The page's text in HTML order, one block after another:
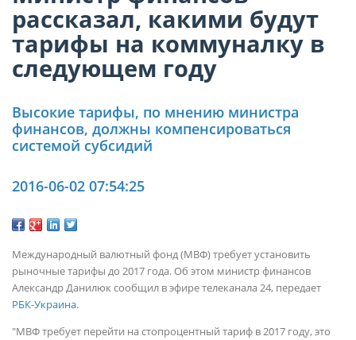
рассказал, какими будут
тарифы на коммуналку в
следующем году
Высокие тарифы, по мнению министра
финансов, должны компенсироваться
системой субсидий
2016-06-02 07:54:25
Международный валютный фонд (МВФ) требует установить
рыночные тарифы до 2017 года. Об этом министр финансов
Александр Данилюк сообщил в эфире телеканала 24, передает
РБК-Украина.
"МВФ требует перейти на стопроцентный тариф в 2017 году, это